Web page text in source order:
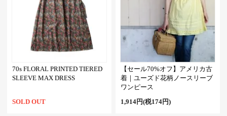
70s FLORAL PRINTED TIERED
SLEEVE MAX DRESS
SOLD OUT
【セール70%オフ】アメリカ古
着｜ユーズド花柄ノースリーブ
ワンピース
1,914円(税174円)